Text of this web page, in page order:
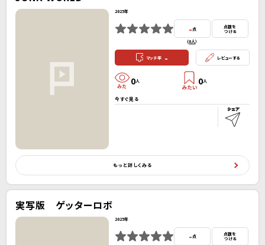
2025年
- 点
(0人）
点数を
つける
マッチ率 - レビューする
0人 0人
今すぐ見る
もっと詳しくみる
実写版 ゲッターロボ
2025年
-点
点数を
つける